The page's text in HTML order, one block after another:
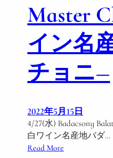
e
a
s
t
e
l
a
s
s
Master
イン名
チョニ―
2022年5月15日
4/27(水) Badacsony
白ワイン名産地バダ…
Read More